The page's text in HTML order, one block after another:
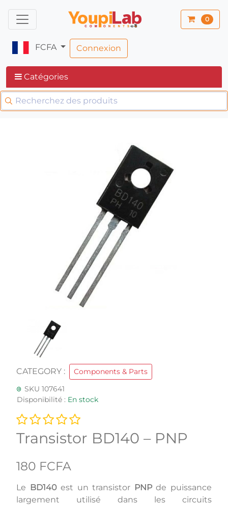
0
FCFA Connexion
Catégories
CATEGORY :
Components & Parts
SKU 107641
Disponibilité : En stock
Transistor BD140 – PNP
180 FCFA
Le BD140est un transistor PNPde puissance
largement utilisé dans les circuits